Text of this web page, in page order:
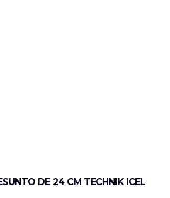
DE 24 CM TECHNIK ICEL